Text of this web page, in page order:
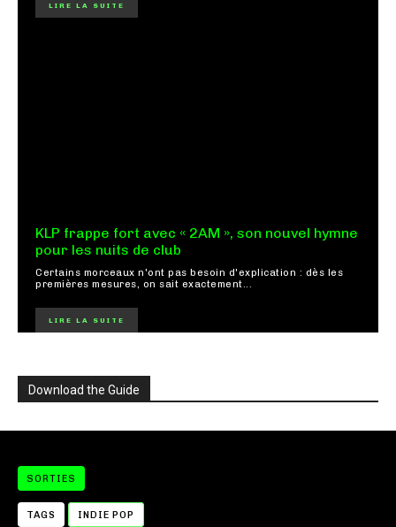
LIRE LA SUITE
KLP frappe fort avec « 2AM », son nouvel hymne
pour les nuits de club
Certains morceaux n'ont pas besoin d'explication : dès les
premières mesures, on sait exactement...
LIRE LA SUITE
Download the Guide
SORTIES
TAGS INDIE POP